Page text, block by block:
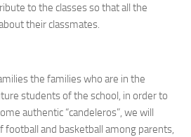
to the classes so that all the
their classmates.
the families who are in the
students of the school, in order to
authentic “candeleros”, we will
football and basketball among parents,